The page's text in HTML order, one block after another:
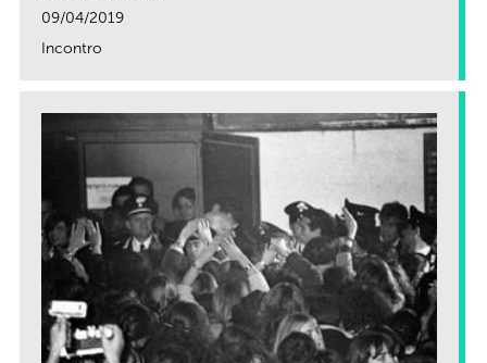
09/04/2019
Incontro